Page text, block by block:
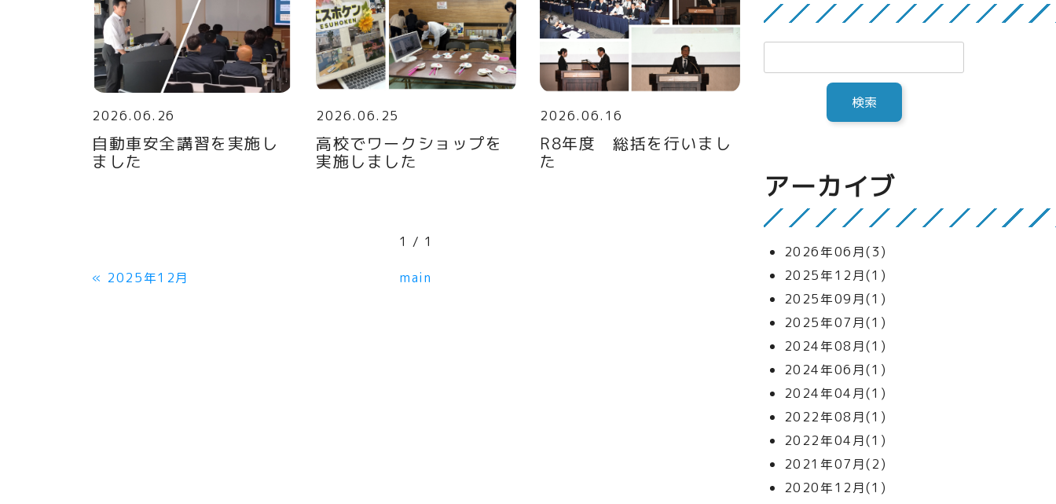
自動車安全講習を実施し
ました
2026.06.26
高校でワークショップを
実施しました
2026.06.25
R8年度 総括を行いまし
た
2026.06.16
1 / 1
« 2025年12月 main
アーカイブ
2026年06月(3)
2025年12月(1)
2025年09月(1)
2025年07月(1)
2024年08月(1)
2024年06月(1)
2024年04月(1)
2022年08月(1)
2022年04月(1)
2021年07月(2)
2020年12月(1)